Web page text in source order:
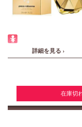
詳細を見る ›
在庫切